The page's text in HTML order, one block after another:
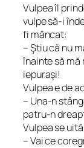
Vulpea îl
vulpe să-i
fi mâncat:
– Ştiu că nu
înainte să mă
iepuraşi!
Vulpea e de
– Una-n
patru-n
Vulpea se
– Vai ce